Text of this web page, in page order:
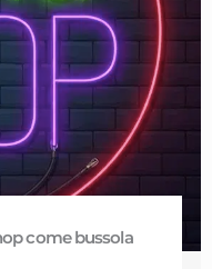
come bussola